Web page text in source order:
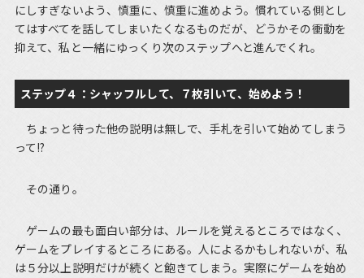
にしすぎないよう、慎重に、慎重に進めよう。慣れている側とし
てはすべてを話してしまいたくなるものだが、どうかその衝動を
抑えて、私と一緒にゆっくり次のステップへと進んでくれ。
ステップ４：シャッフルして、７枚引いて、始めよう！
ちょっと待った――他の説明は無しで、手札を引いて始めてしまう
って!?
その通り。
ゲームの最も面白い部分は、ルールを覚えるところではなく、
ゲームをプレイするところにある。人によるかもしれないが、私
は５分以上説明だけが続くと飽きてしまう。実際にゲームを始め